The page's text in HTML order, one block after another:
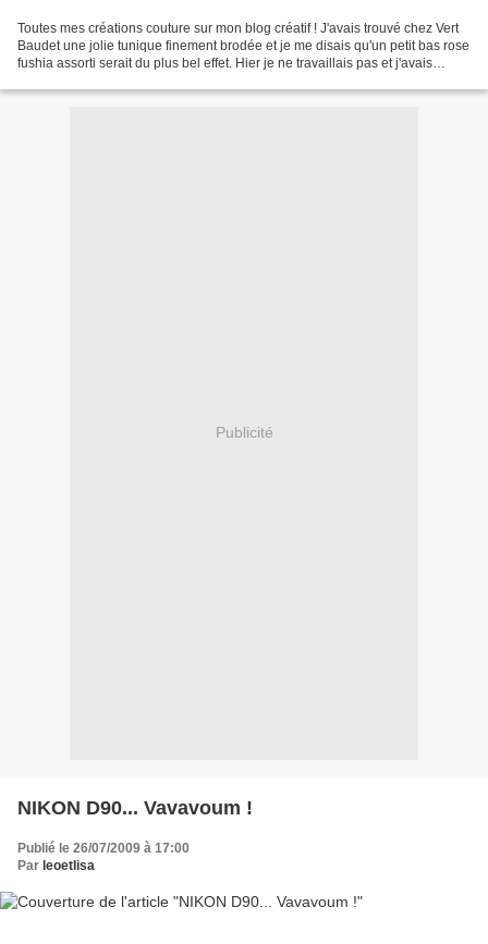
Toutes mes créations couture sur mon blog créatif ! J'avais trouvé chez Vert
Baudet une jolie tunique finement brodée et je me disais qu'un petit bas rose
fushia assorti serait du plus bel effet. Hier je ne travaillais pas et j'avais
Publicité
NIKON D90... Vavavoum !
Publié le 26/07/2009 à 17:00
Par leoetlisa